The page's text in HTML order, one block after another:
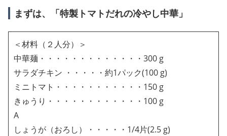
まずは、「特製トマトだれの冷やし中華」
＜材料（２人分）＞
中華麺・・・・・・・・・・・・・300 g
サラダチキン ・・・・・約1パック(100 g)
ミニトマト・・・・・・・・・・・150 g
きゅうり・・・・・・・・・・・・100 g
A
しょうが（おろし）・・・・・1/4片(2.5 g)